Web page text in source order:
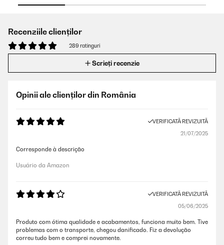
Recenziile clienților
289 ratinguri
Scrieți recenzie
Opinii ale clienților din România
VERIFICATĂ REVIZUITĂ
21/07/2025
Corresponde à descrição
Usuário da Amazon
VERIFICATĂ REVIZUITĂ
05/06/2025
Produto com ótima qualidade e acabamentos, funciona muito bem. Tive
problemas com o transporte, chegou danificado. Fiz a devolução
correu tudo bem e comprei novamente.